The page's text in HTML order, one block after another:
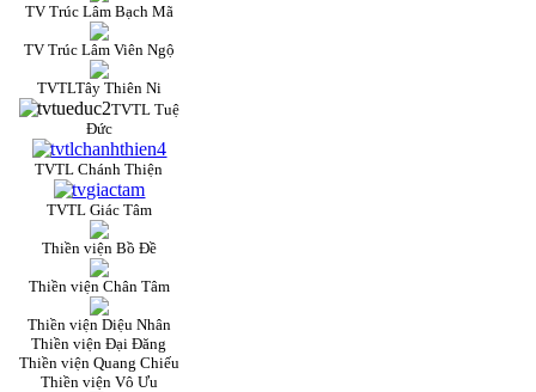
TV Trúc Lâm Bạch Mã
TV Trúc Lâm Viên Ngộ
TVTLTây Thiên Ni
TVTL Tuệ
Đức
TVTL Chánh Thiện
TVTL Giác Tâm
Thiền viện Bồ Đề
Thiền viện Chân Tâm
Thiền viện Diệu Nhân
Thiền viện Đại Đăng
Thiền viện Quang Chiếu
Thiền viện Vô Ưu